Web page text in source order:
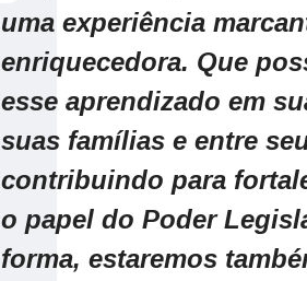
uma experiência
enriquecedora. Que
esse aprendizado em
suas famílias e entre
contribuindo para
o papel do Poder
forma, estaremos